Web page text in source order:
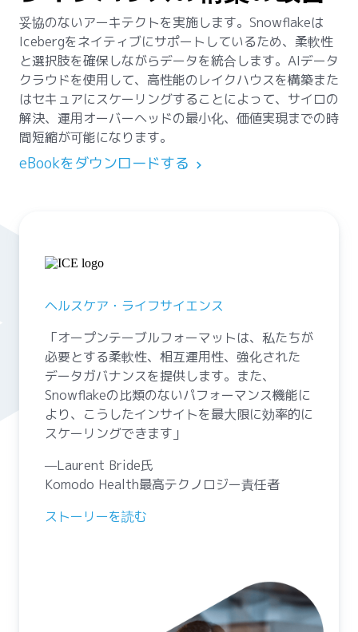
妥協のないアーキテクトを実施します。Snowflakeは
Icebergをネイティブにサポートしているため、柔軟性
と選択肢を確保しながらデータを統合します。AIデータ
クラウドを使用して、高性能のレイクハウスを構築また
はセキュアにスケーリングすることによって、サイロの
解決、運用オーバーヘッドの最小化、価値実現までの時
間短縮が可能になります。
eBookをダウンロードする
ヘルスケア・ライフサイエンス
「オープンテーブルフォーマットは、私たちが
必要とする柔軟性、相互運用性、強化された
データガバナンスを提供します。また、
Snowflakeの比類のないパフォーマンス機能に
より、こうしたインサイトを最大限に効率的に
スケーリングできます」
—Laurent Bride氏
Komodo Health最高テクノロジー責任者
ストーリーを読む